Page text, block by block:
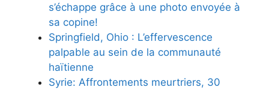
s’échappe grâce à une photo envoyée à
sa copine!
Springfield, Ohio : L’effervescence
palpable au sein de la communauté
haïtienne
Syrie: Affrontements meurtriers, 30